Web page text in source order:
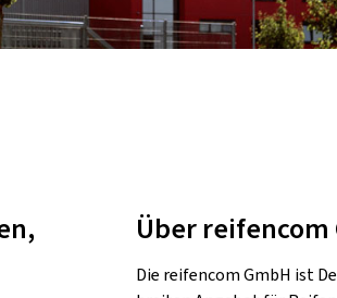
Über reifencom
Die reifencom GmbH ist